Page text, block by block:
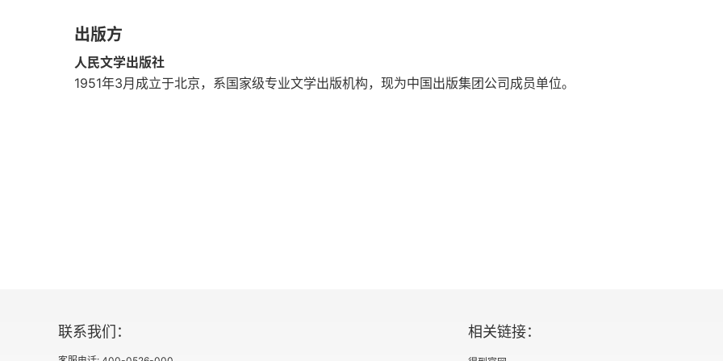
出版方
人民文学出版社
1951年3月成立于北京，系国家级专业文学出版机构，现为中国出版集团公司成员单位。
联系我们： 相关链接：